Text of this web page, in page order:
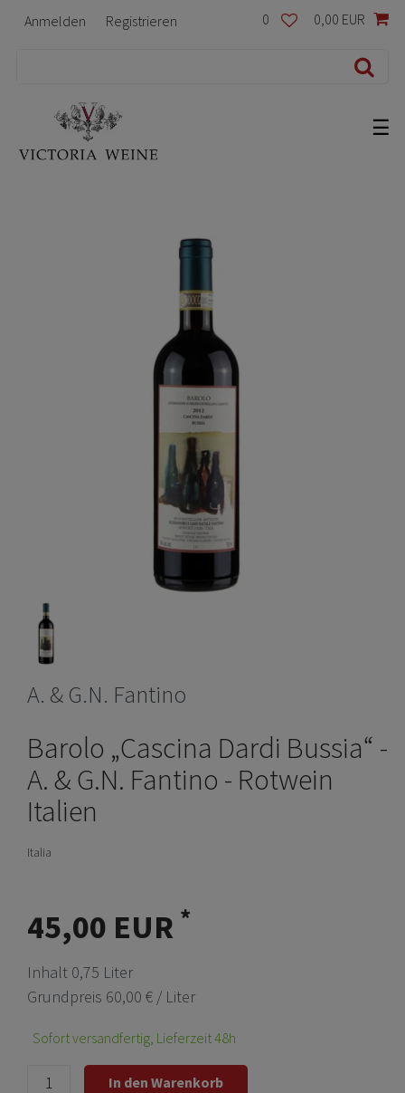
Anmelden Registrieren 0 0,00 EUR
☰
A. & G.N. Fantino
Barolo „Cascina Dardi Bussia“ -
A. & G.N. Fantino - Rotwein
Italien
Italia
45,00 EUR *
Inhalt 0,75 Liter
Grundpreis 60,00 € / Liter
Sofort versandfertig, Lieferzeit 48h
In den Warenkorb